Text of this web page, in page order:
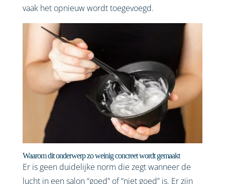
vaak het opnieuw wordt toegevoegd.
Waarom dit onderwerp zo weinig concreet wordt gemaakt
Er is geen duidelijke norm die zegt wanneer de
lucht in een salon “goed” of “niet goed” is. Er zijn